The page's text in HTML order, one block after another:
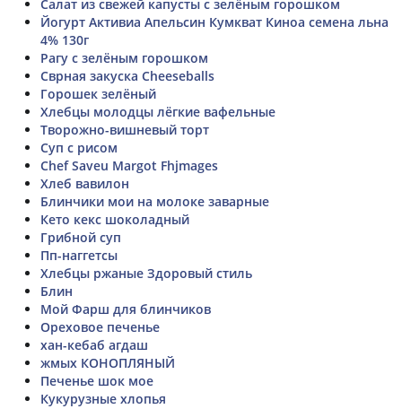
Салат из свежей капусты с зелёным горошком
Йогурт Активиа Апельсин Кумкват Киноа семена льна
4% 130г
Рагу с зелёным горошком
Сврная закуска Cheeseballs
Горошек зелёный
Хлебцы молодцы лёгкие вафельные
Творожно-вишневый торт
Суп с рисом
Chef Saveu Margot Fhjmages
Хлеб вавилон
Блинчики мои на молоке заварные
Кето кекс шоколадный
Грибной суп
Пп-наггетсы
Хлебцы ржаные Здоровый стиль
Блин
Мой Фарш для блинчиков
Ореховое печенье
хан-кебаб агдаш
жмых КОНОПЛЯНЫЙ
Печенье шок мое
Кукурузные хлопья